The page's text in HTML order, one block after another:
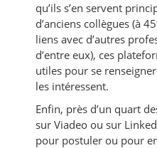
qu’ils s’en servent
d’anciens collègues (à
liens avec d’autres
d’entre eux), ces
utiles pour se
les intéressent.
Enfin, près d’un quart
sur Viadeo ou sur
pour postuler ou pour